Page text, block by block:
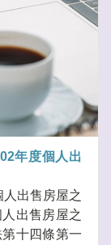
年度個人出
出售房屋之
出售房屋之
十四條第一